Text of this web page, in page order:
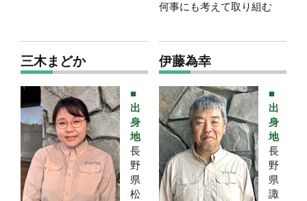
何事にも考えて取り組む
三木まどか
■
出
身
地
長
野
県
松
伊藤為幸
■
出
身
地
長
野
県
諏